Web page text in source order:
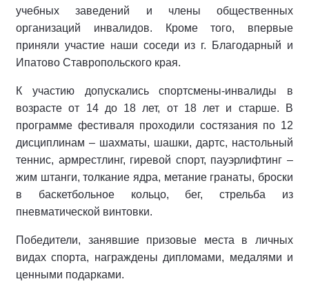
учебных заведений и члены общественных
организаций инвалидов. Кроме того, впервые
приняли участие наши соседи из г. Благодарный и
Ипатово Ставропольского края.
К участию допускались спортсмены-инвалиды в
возрасте от 14 до 18 лет, от 18 лет и старше. В
программе фестиваля проходили состязания по 12
дисциплинам – шахматы, шашки, дартс, настольный
теннис, армрестлинг, гиревой спорт, пауэрлифтинг –
жим штанги, толкание ядра, метание гранаты, броски
в баскетбольное кольцо, бег, стрельба из
пневматической винтовки.
Победители, занявшие призовые места в личных
видах спорта, награждены дипломами, медалями и
ценными подарками.